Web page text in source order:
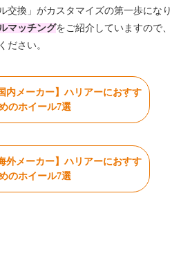
交換」がカスタマイズの第一歩になり
マッチングをご紹介していますので、
ださい。
内メーカー】ハリアーにおすす
のホイール7選
外メーカー】ハリアーにおすす
のホイール7選